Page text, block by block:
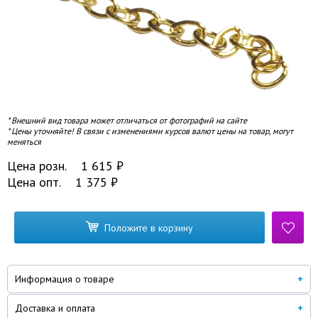
* Внешний вид товара может отличаться от фотографий на сайте
* Цены уточняйте! В связи с изменениями курсов валют цены на товар, могут
меняться
Цена розн. 1 615 ₽
Цена опт.
1 375 ₽
Положите в корзину
Информация о товаре
Доставка и оплата